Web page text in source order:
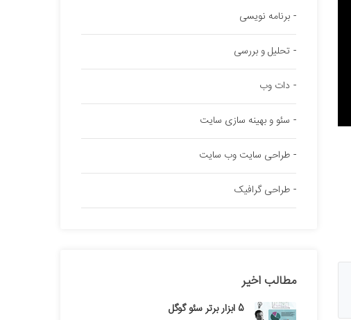
برنامه نویسی
تحلیل و بررسی
دات وب
سئو و بهینه سازی سایت
طراحی سایت وب سایت
طراحی گرافیک
مطالب اخیر
5 ابزار برتر سئو گوگل